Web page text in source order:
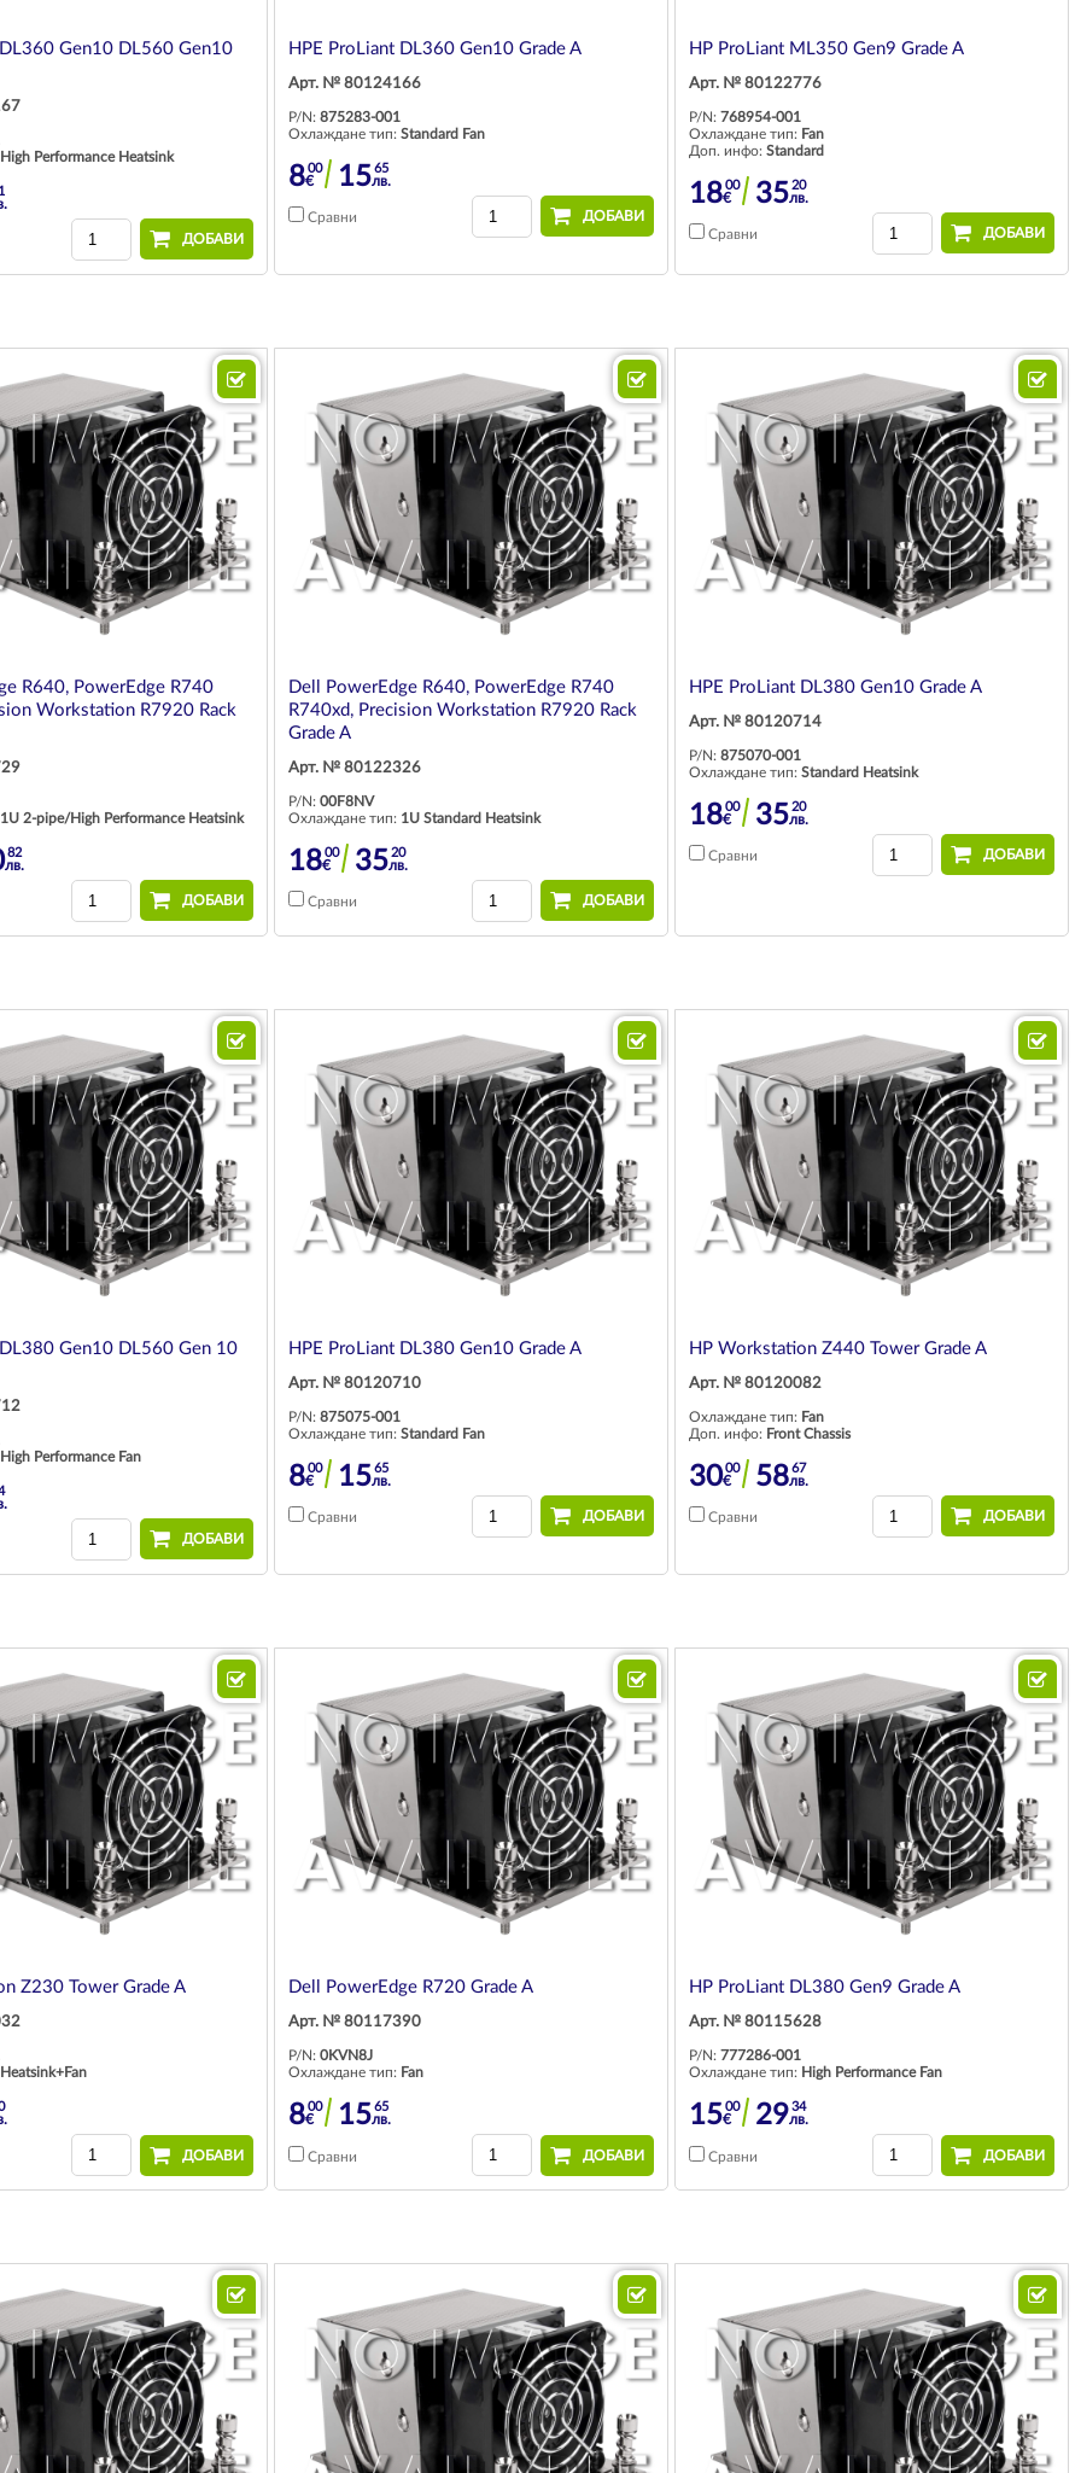
Gen10 DL560 Gen10
High Performance Heatsink
ДОБАВИ
HPE ProLiant DL360 Gen10 Grade A
Арт. № 80124166
P/N: 875283-001
Охлаждане тип: Standard Fan
800
€ 1565
лв.
Сравни ДОБАВИ
HP ProLiant ML350 Gen9 Grade A
Арт. № 80122776
P/N: 768954-001
Охлаждане тип: Fan
Доп. инфо: Standard
1800
€ 3520
лв.
Сравни ДОБАВИ
R640, PowerEdge R740
Workstation R7920 Rack
1U 2-pipe/High Performance Heatsink
82
лв.
ДОБАВИ
Dell PowerEdge R640, PowerEdge R740
R740xd, Precision Workstation R7920 Rack
Grade A
Арт. № 80122326
P/N: 00F8NV
Охлаждане тип: 1U Standard Heatsink
1800
€ 3520
лв.
Сравни ДОБАВИ
HPE ProLiant DL380 Gen10 Grade A
Арт. № 80120714
P/N: 875070-001
Охлаждане тип: Standard Heatsink
1800
€ 3520
лв.
Сравни ДОБАВИ
Gen10 DL560 Gen 10
High Performance Fan
ДОБАВИ
HPE ProLiant DL380 Gen10 Grade A
Арт. № 80120710
P/N: 875075-001
Охлаждане тип: Standard Fan
800
€ 1565
лв.
Сравни ДОБАВИ
HP Workstation Z440 Tower Grade A
Арт. № 80120082
Охлаждане тип: Fan
Доп. инфо: Front Chassis
3000
€ 5867
лв.
Сравни ДОБАВИ
Z230 Tower Grade A
Heatsink+Fan
ДОБАВИ
Dell PowerEdge R720 Grade A
Арт. № 80117390
P/N: 0KVN8J
Охлаждане тип: Fan
800
€ 1565
лв.
Сравни ДОБАВИ
HP ProLiant DL380 Gen9 Grade A
Арт. № 80115628
P/N: 777286-001
Охлаждане тип: High Performance Fan
1500
€ 2934
лв.
Сравни ДОБАВИ